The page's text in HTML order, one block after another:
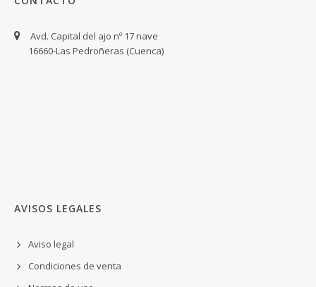
Avd. Capital del ajo nº 17 nave
16660-Las Pedroñeras (Cuenca)
AVISOS LEGALES
Aviso legal
Condiciones de venta